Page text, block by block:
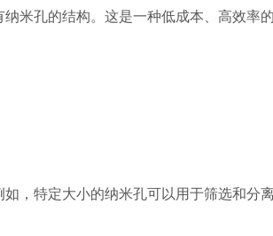
孔的结构。这是一种低成本、高效率的
特定大小的纳米孔可以用于筛选和分离